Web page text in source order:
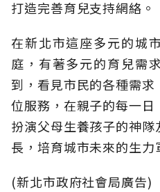
打造完善育兒支持網絡。
在新北市這座多元的城
庭，有著多元的育兒需
到，看見市民的各種需
位服務，在親子的每一日
扮演父母生養孩子的神
長，培育城市未來的生力
(新北市政府社會局廣告)